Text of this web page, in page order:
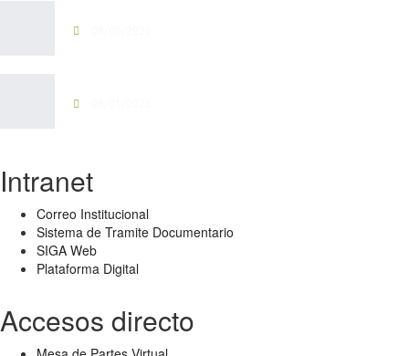
Intranet
Correo Institucional
Sistema de Tramite Documentario
SIGA Web
Plataforma Digital
Accesos directo